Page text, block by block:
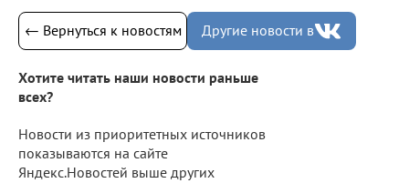
← Вернуться к новостям Другие новости в
Хотите читать наши новости раньше
всех?
Новости из приоритетных источников
показываются на сайте
Яндекс.Новостей выше других